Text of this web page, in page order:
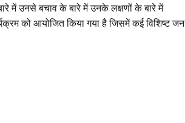
में उनसे बचाव के बारे में उनके लक्षणों के बारे में
को आयोजित किया गया है जिसमें कई विशिष्ट जन